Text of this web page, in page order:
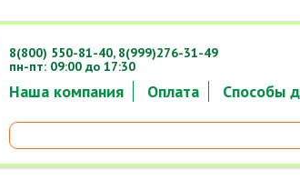
Наша компания Оплата Способы
8(800) 550-81-40, 8(999)276-31-49
пн-пт: 09:00 до 17:30